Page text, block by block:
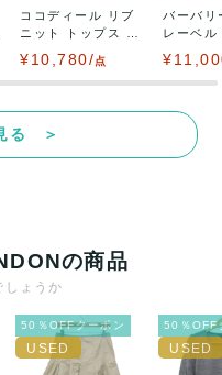
ましたら、返品・返金に
確認する
致します。
ココディール リブ
ニット トップス ノ
¥10,780/点
バーバリ
レーベル
る ＞
の商品
しょうか
50％OFFクーポン 50％OFF